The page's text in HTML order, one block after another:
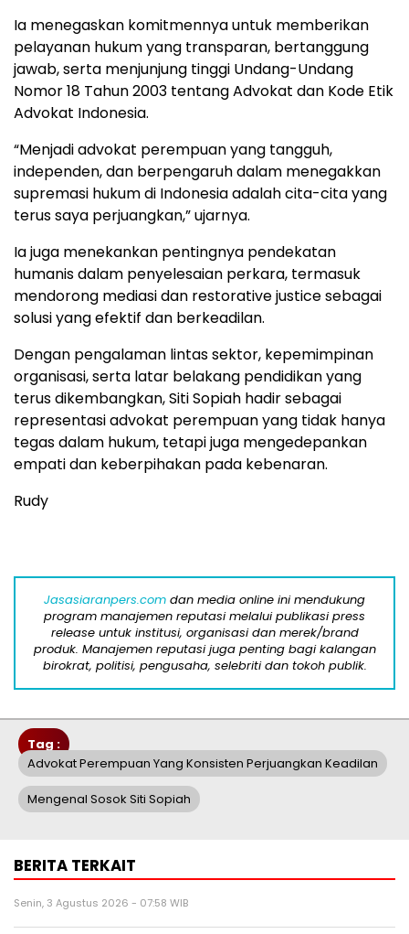
Ia menegaskan komitmennya untuk memberikan
pelayanan hukum yang transparan, bertanggung
jawab, serta menjunjung tinggi Undang-Undang
Nomor 18 Tahun 2003 tentang Advokat dan Kode Etik
Advokat Indonesia.
“Menjadi advokat perempuan yang tangguh,
independen, dan berpengaruh dalam menegakkan
supremasi hukum di Indonesia adalah cita-cita yang
terus saya perjuangkan,” ujarnya.
Ia juga menekankan pentingnya pendekatan
humanis dalam penyelesaian perkara, termasuk
mendorong mediasi dan restorative justice sebagai
solusi yang efektif dan berkeadilan.
Dengan pengalaman lintas sektor, kepemimpinan
organisasi, serta latar belakang pendidikan yang
terus dikembangkan, Siti Sopiah hadir sebagai
representasi advokat perempuan yang tidak hanya
tegas dalam hukum, tetapi juga mengedepankan
empati dan keberpihakan pada kebenaran.
Rudy
Jasasiaranpers.com dan media online ini mendukung
program manajemen reputasi melalui publikasi press
release untuk institusi, organisasi dan merek/brand
produk. Manajemen reputasi juga penting bagi kalangan
birokrat, politisi, pengusaha, selebriti dan tokoh publik.
Tag :
Advokat Perempuan Yang Konsisten Perjuangkan Keadilan
Mengenal Sosok Siti Sopiah
BERITA TERKAIT
Senin, 3 Agustus 2026 - 07:58 WIB